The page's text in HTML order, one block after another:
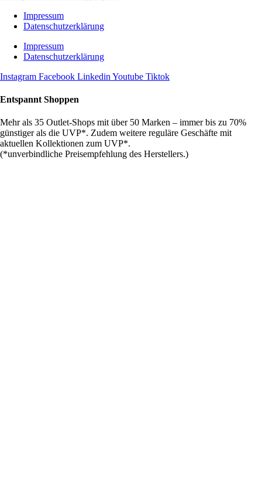
Impressum
Datenschutzerklärung
Impressum
Datenschutzerklärung
Instagram Facebook Linkedin Youtube Tiktok
Entspannt Shoppen
Mehr als 35 Outlet-Shops mit über 50 Marken – immer bis zu 70%
günstiger als die UVP*. Zudem weitere reguläre Geschäfte mit
aktuellen Kollektionen zum UVP*.
(*unverbindliche Preisempfehlung des Herstellers.)